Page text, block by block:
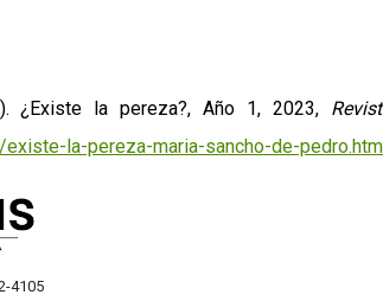
¿Existe la pereza?, Año 1, 2023,
la-pereza-maria-sancho-de-
4105